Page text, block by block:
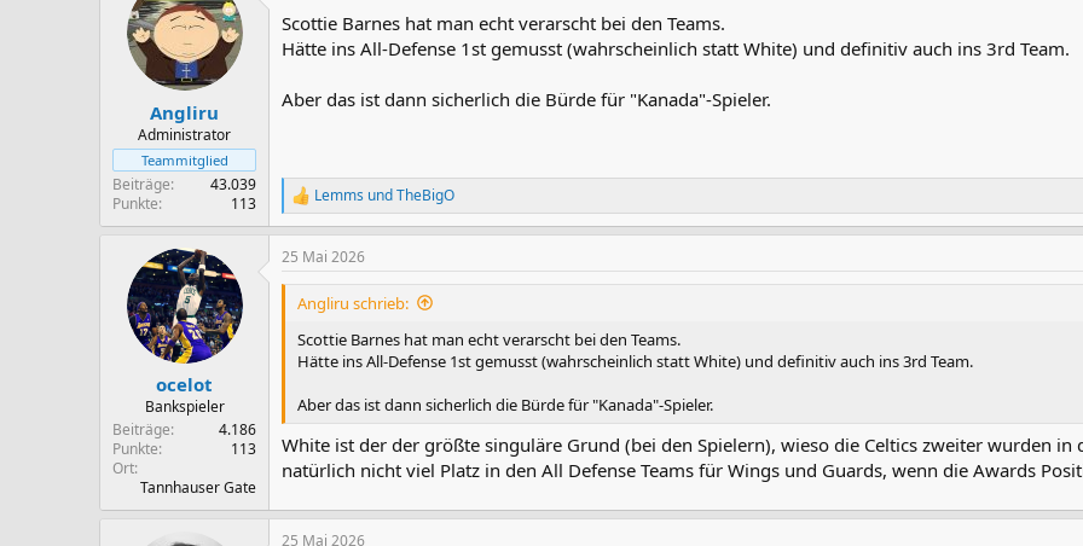
i
o
n
Angliru
Administrator
Teammitglied
Beiträge
43.039
Punkte
113
Scottie Barnes hat man echt verarscht bei den Teams.
Hätte ins All-Defense 1st gemusst (wahrscheinlich statt White) und definitiv auch ins 3rd Team.
Aber das ist dann sicherlich die Bürde für "Kanada"-Spieler.
R
e
a
k
t
n
Lemms undTheBigO
ocelot
Bankspieler
Beiträge
4.186
Punkte
113
Ort
Tannhauser Gate
25 Mai 2026
Angliru schrieb:
Scottie Barnes hat man echt verarscht bei den Teams.
Hätte ins All-Defense 1st gemusst (wahrscheinlich statt White) und definitiv auch ins 3rd Team.
Aber das ist dann sicherlich die Bürde für "Kanada"-Spieler.
White ist der der größte singuläre Grund (bei den Spielern), wieso die Celtics zweiter wurden in
natürlich nicht viel Platz in den All Defense Teams für Wings und Guards, wenn die Awards
25 Mai 2026